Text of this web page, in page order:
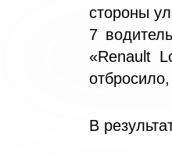
стороны
7
«Renault
В